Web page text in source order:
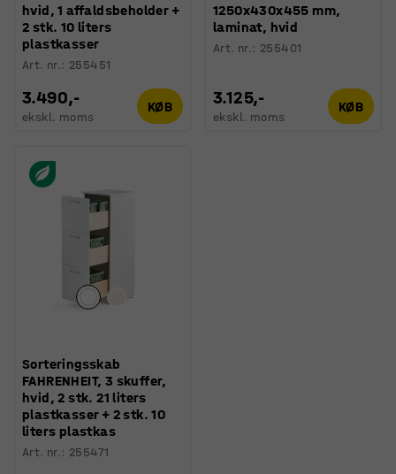
hvid, 1 affaldsbeholder +
2 stk. 10 liters
plastkasser
Art. nr.: 255451
3.490,-
ekskl. moms
KØB
1250x430x455 mm,
laminat, hvid
Art. nr.: 255401
3.125,-
ekskl. moms
KØB
Sorteringsskab
FAHRENHEIT, 3 skuffer,
hvid, 2 stk. 21 liters
plastkasser + 2 stk. 10
liters plastkas
Art. nr.: 255471